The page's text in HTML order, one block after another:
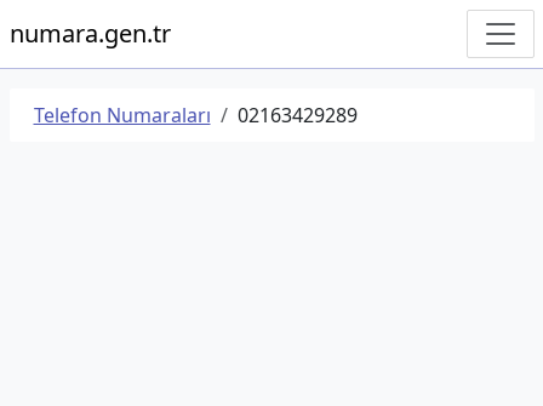
numara.gen.tr
Telefon Numaraları 02163429289